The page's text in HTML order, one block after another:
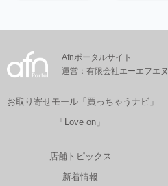
Afnポータルサイト
運営：有限会社エーエフエヌ
お取り寄せモール「買っちゃうナビ」
「Love on」
店舗トピックス
新着情報